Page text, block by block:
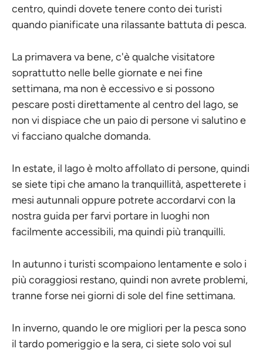
centro, quindi dovete tenere conto dei turisti
quando pianificate una rilassante battuta di pesca.
La primavera va bene, c'è qualche visitatore
soprattutto nelle belle giornate e nei fine
settimana, ma non è eccessivo e si possono
pescare posti direttamente al centro del lago, se
non vi dispiace che un paio di persone vi salutino e
vi facciano qualche domanda.
In estate, il lago è molto affollato di persone, quindi
se siete tipi che amano la tranquillità, aspetterete i
mesi autunnali oppure potrete accordarvi con la
nostra guida per farvi portare in luoghi non
facilmente accessibili, ma quindi più tranquilli.
In autunno i turisti scompaiono lentamente e solo i
più coraggiosi restano, quindi non avrete problemi,
tranne forse nei giorni di sole del fine settimana.
In inverno, quando le ore migliori per la pesca sono
il tardo pomeriggio e la sera, ci siete solo voi sul